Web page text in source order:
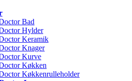
Bad
Hylder
Keramik
Knager
Kurve
Køkken
Køkkenrulleholder